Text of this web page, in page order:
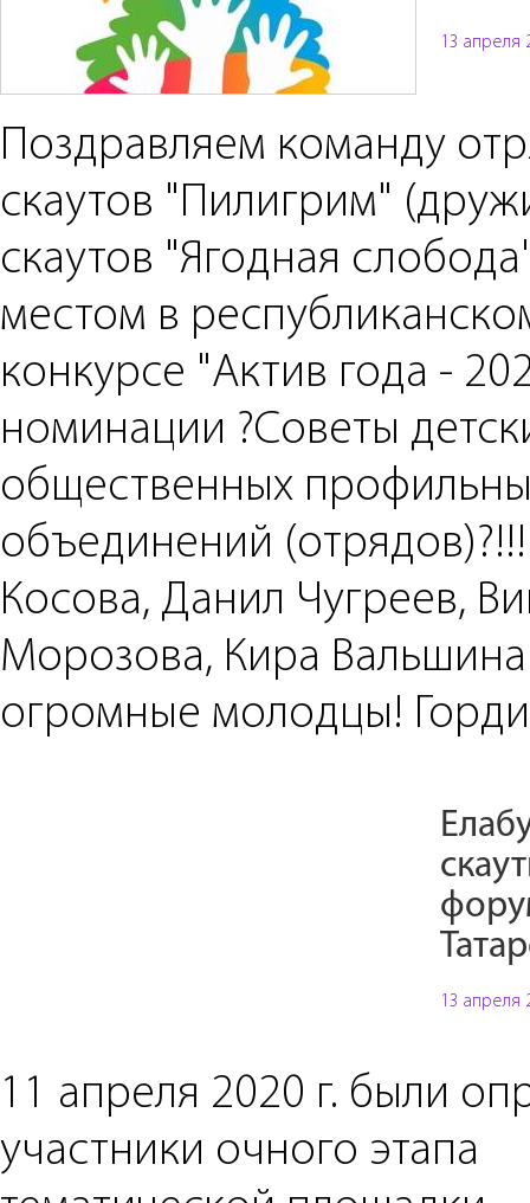
13 апреля
Поздравляем команду
скаутов "Пилигрим"
скаутов "Ягодная
местом в
конкурсе "Актив года -
номинации ?Советы
общественных
объединений
Косова, Данил Чугреев,
Морозова, Кира
огромные молодцы!
13 апреля
11 апреля 2020 г. были
участники очного этапа